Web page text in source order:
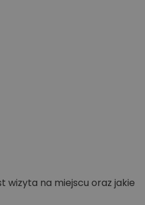
wizyta na miejscu oraz jakie